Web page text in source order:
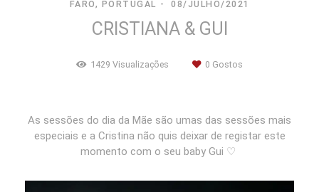
FARO, PORTUGAL
08/JULHO/2021
CRISTIANA & GUI
1429 Visualizações 0 Gostos
As sessões do dia da Mãe são umas das sessões mais
especiais e a Cristina não quis deixar de registar este
momento com o seu baby Gui ♡